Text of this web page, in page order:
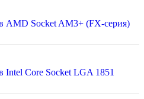
AMD Socket AM3+ (FX-серия)
Intel Core Socket LGA 1851